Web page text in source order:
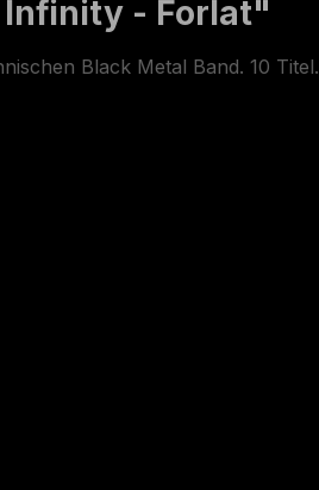
- Forlat"
Black Metal Band. 10 Titel.